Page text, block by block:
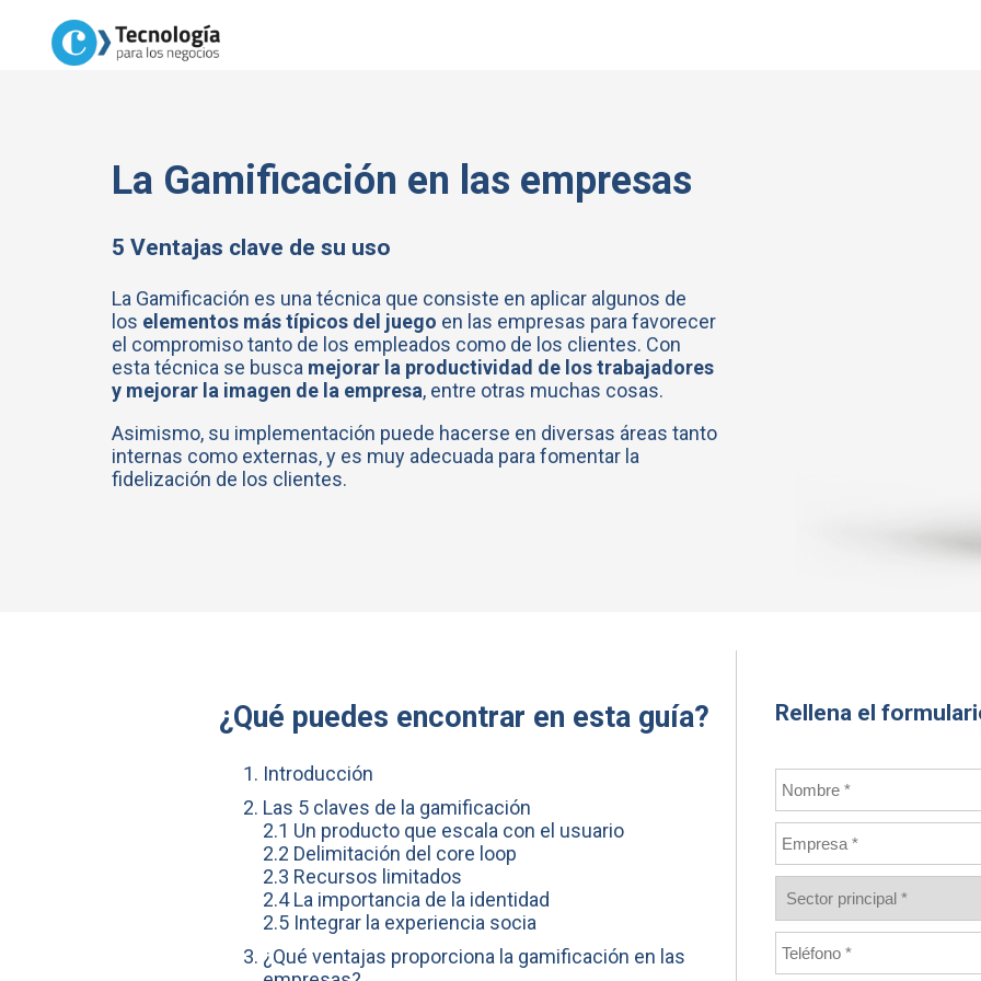
La Gamificación en las empresas
5 Ventajas clave de su uso
La Gamificación es una técnica que consiste en aplicar algunos de
los elementos más típicos del juego en las empresas para favorecer
el compromiso tanto de los empleados como de los clientes. Con
esta técnica se busca mejorar la productividad de los trabajadores
y mejorar la imagen de la empresa, entre otras muchas cosas.
Asimismo, su implementación puede hacerse en diversas áreas tanto
internas como externas, y es muy adecuada para fomentar la
fidelización de los clientes.
¿Qué puedes encontrar en esta guía?
Introducción
Las 5 claves de la gamificación
2.1 Un producto que escala con el usuario
2.2 Delimitación del core loop
2.3 Recursos limitados
2.4 La importancia de la identidad
2.5 Integrar la experiencia socia
¿Qué ventajas proporciona la gamificación en las
Rellena el